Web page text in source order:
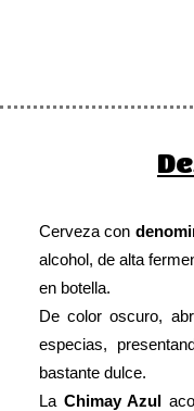
Cerveza con
alcohol, de alta
en botella.
De color oscuro,
especias,
bastante dulce.
La Chimay Azul